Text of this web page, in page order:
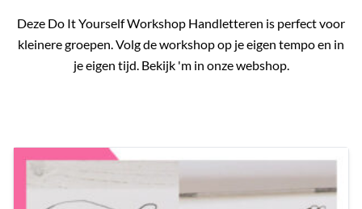
Deze Do It Yourself Workshop Handletteren is perfect voor
kleinere groepen. Volg de workshop op je eigen tempo en in
je eigen tijd. Bekijk 'm in onze webshop.